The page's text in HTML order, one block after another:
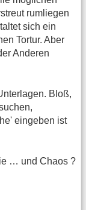
rumliegen
sich ein
Tortur. Aber
Anderen
Bloß,
eingeben ist
… und Chaos ?